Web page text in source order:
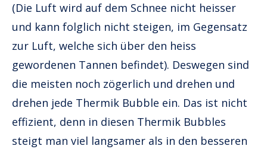
(Die Luft wird auf dem Schnee nicht heisser
und kann folglich nicht steigen, im Gegensatz
zur Luft, welche sich über den heiss
gewordenen Tannen befindet). Deswegen sind
die meisten noch zögerlich und drehen und
drehen jede Thermik Bubble ein. Das ist nicht
effizient, denn in diesen Thermik Bubbles
steigt man viel langsamer als in den besseren